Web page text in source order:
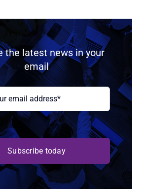
the latest news in your
email
Subscribe today